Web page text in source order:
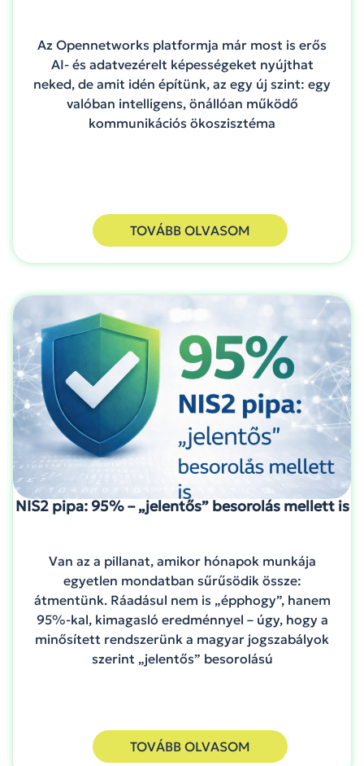
Az Opennetworks platformja már most is erős
AI- és adatvezérelt képességeket nyújthat
neked, de amit idén építünk, az egy új szint: egy
valóban intelligens, önállóan működő
kommunikációs ökoszisztéma
TOVÁBB OLVASOM
NIS2 pipa: 95% – „jelentős” besorolás mellett is
Van az a pillanat, amikor hónapok munkája
egyetlen mondatban sűrűsödik össze:
átmentünk. Ráadásul nem is „épphogy”, hanem
95%-kal, kimagasló eredménnyel – úgy, hogy a
minősített rendszerünk a magyar jogszabályok
szerint „jelentős” besorolású
TOVÁBB OLVASOM